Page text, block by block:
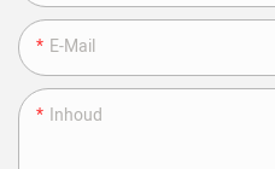
E-Mail
Inhoud